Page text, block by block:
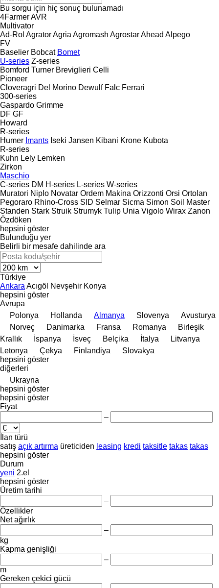
Bu sorgu için hiç sonuç bulunamadı
4FarmerAVR
Multivator
Ad-Rol AgratorAgria Agromash AgrostarAhead Alpego
FV
Baselier Bobcat Bomet
U-series Z-series
Bomford Turner Breviglieri Celli
Pioneer
Cloveragri Del Morino Dewulf Falc Ferrari
300-series
Gaspardo Grimme
DF GF
Howard
R-series
Humer Imants Iseki Jansen Kibani Krone Kubota
R-series
Kuhn Lely Lemken
Zirkon
Maschio
C-series DM H-series L-series W-series
Muratori Niplo Novatar Ordem Makina Orizzonti Orsi Ortolan
Pegoraro Rhino-Cross SID Selmar Sicma Simon Soil Master
Standen Stark Struik Strumyk Tulip Unia Vigolo Wirax Zanon
Özdöken
hepsini göster
Bulunduğu yer
Belirli bir mesafe dahilinde ara
Türkiye
Ankara Acıgöl Nevşehir Konya
hepsini göster
Avrupa
Polonya
Hollanda Almanya Slovenya
Avusturya
Norveç
Danimarka Fransa Romanya
Birleşik
Krallık
İspanya İsveç Belçika İtalya
Litvanya
Letonya
Çekya Finlandiya
Slovakya
hepsini göster
diğerleri
Ukrayna
hepsini göster
hepsini göster
Fiyat
–
İlan türü
satış açık artırma üreticiden leasing kredi taksitle takas takas
hepsini göster
Durum
yeni 2.el
hepsini göster
Üretim tarihi
–
Özellikler
Net ağırlık
–
kg
Kapma genişliği
–
m
Gereken çekici gücü